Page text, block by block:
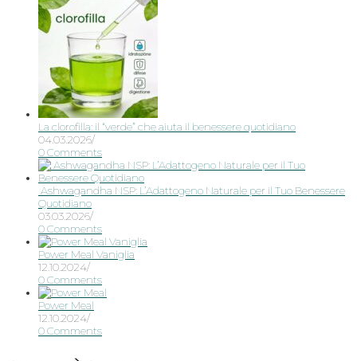
La clorofilla: il “verde” che aiuta il benessere quotidiano
04.03.2026/
0 Comments
Ashwagandha NSP: L’Adattogeno Naturale per il Tuo Benessere
Quotidiano
03.03.2026/
0 Comments
Power Meal Vaniglia
12.10.2024/
0 Comments
Power Meal
12.10.2024/
0 Comments